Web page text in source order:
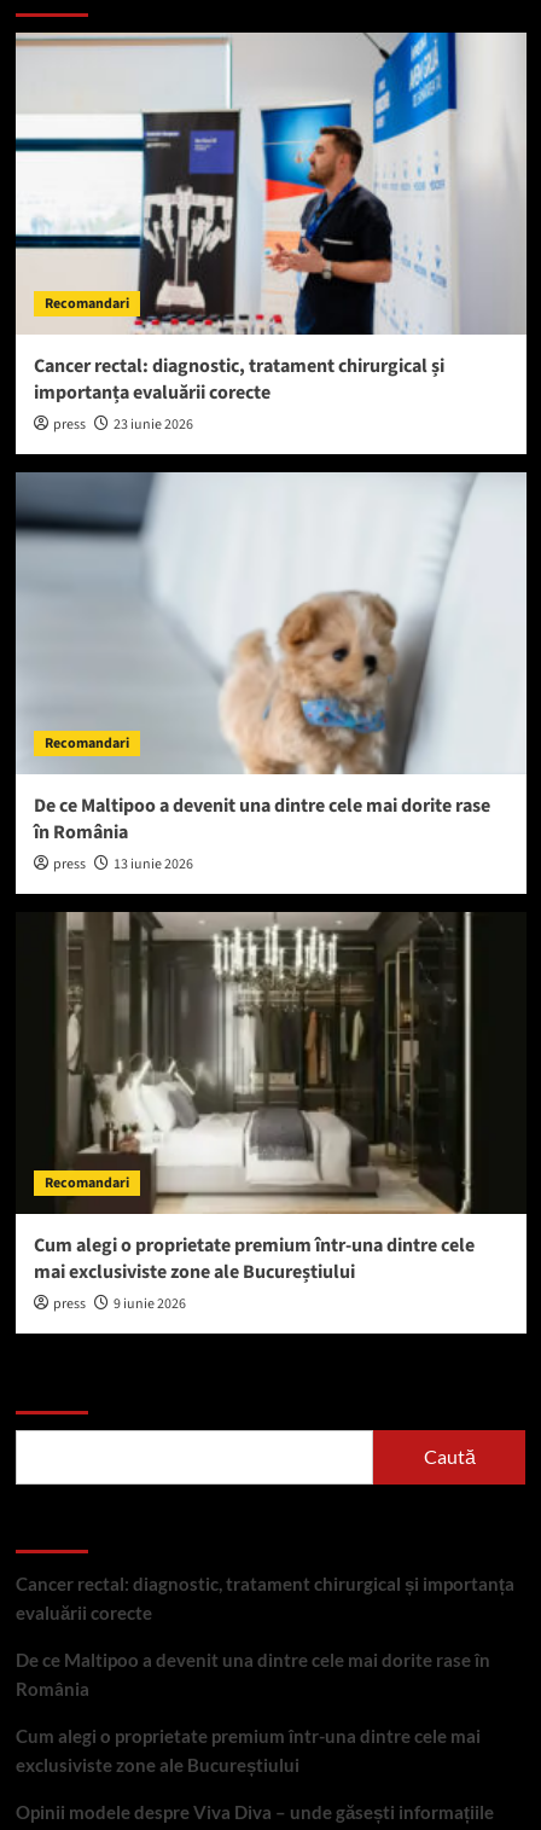
Recomandari
Cancer rectal: diagnostic, tratament chirurgical și
importanța evaluării corecte
press 23 iunie 2026
Recomandari
De ce Maltipoo a devenit una dintre cele mai dorite rase
în România
press 13 iunie 2026
Recomandari
Cum alegi o proprietate premium într-una dintre cele
mai exclusiviste zone ale Bucureștiului
press 9 iunie 2026
Caută
Cancer rectal: diagnostic, tratament chirurgical și importanța
evaluării corecte
De ce Maltipoo a devenit una dintre cele mai dorite rase în
România
Cum alegi o proprietate premium într-una dintre cele mai
exclusiviste zone ale Bucureștiului
Opinii modele despre Viva Diva – unde găsești informațiile